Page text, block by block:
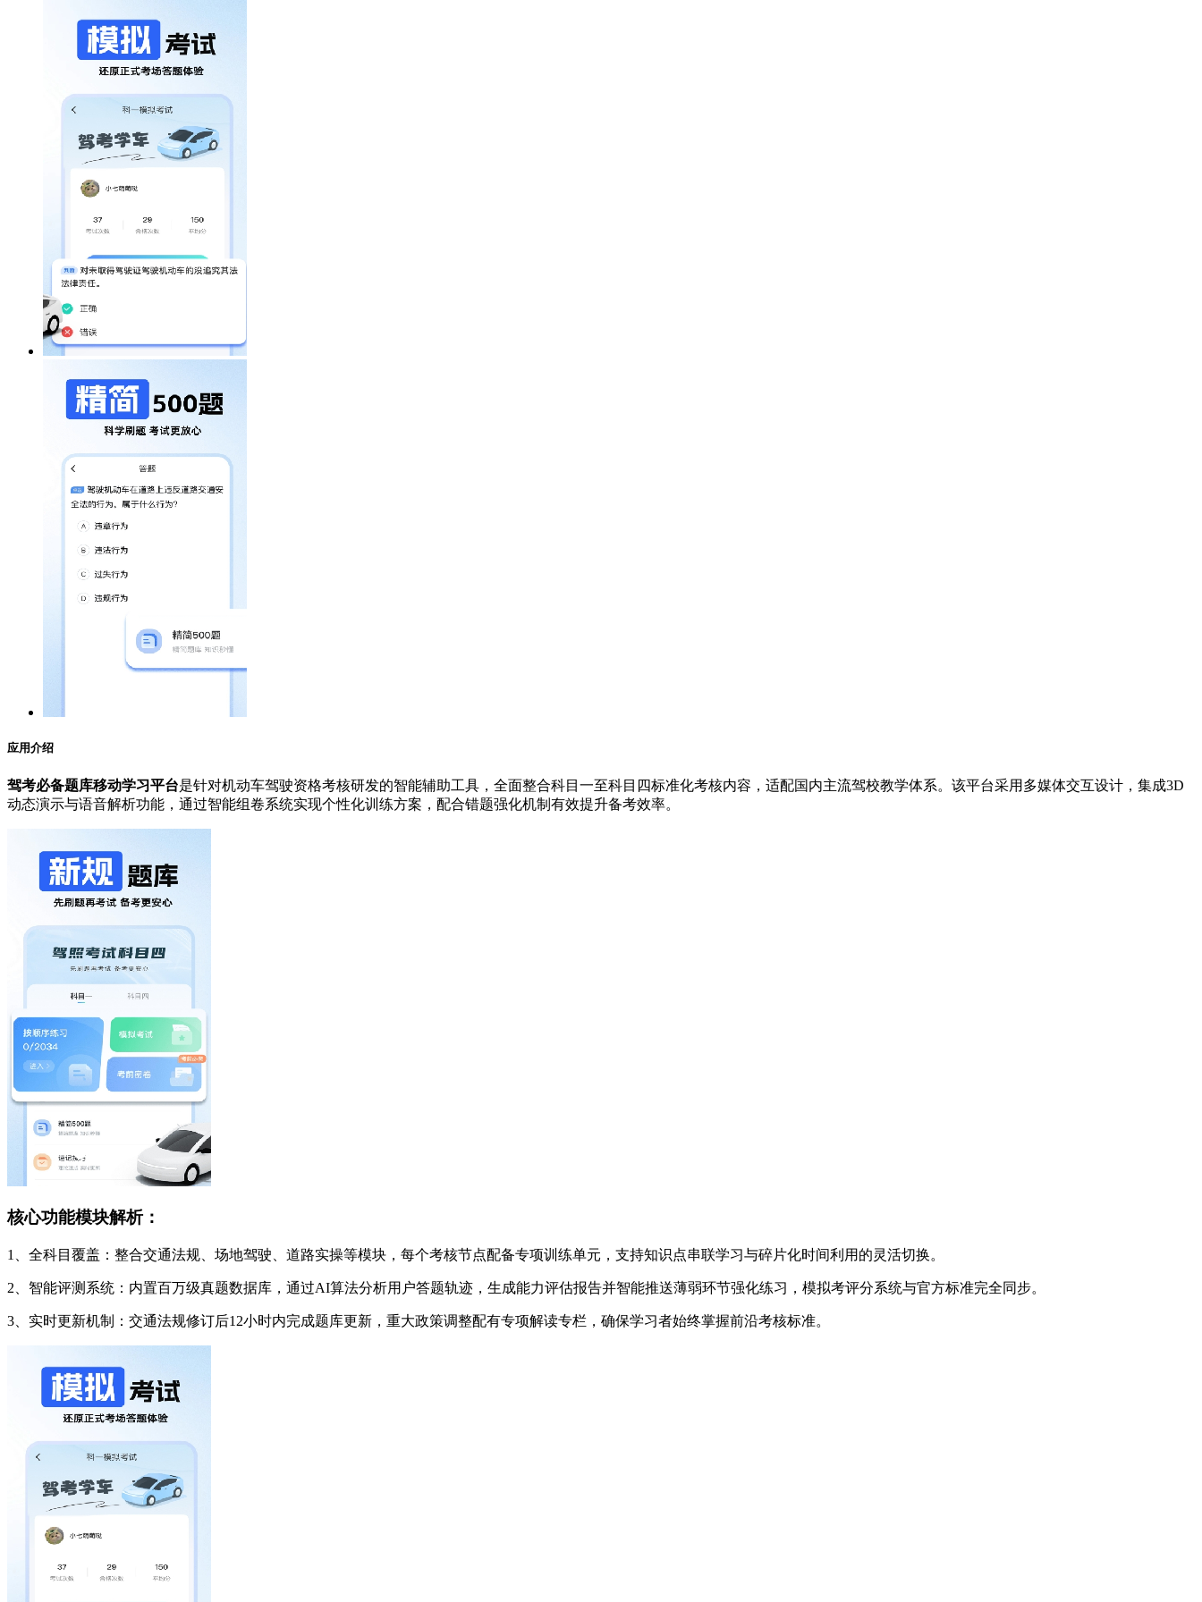
应用介绍
驾考必备题库移动学习平台是针对机动车驾驶资格考核研发的智能辅助工具，全面整合科目一至科目四标准化考核内容，适配国内主流驾校教学体系。该平台采用多媒体交互设计，集成3D
动态演示与语音解析功能，通过智能组卷系统实现个性化训练方案，配合错题强化机制有效提升备考效率。
核心功能模块解析：
1、全科目覆盖：整合交通法规、场地驾驶、道路实操等模块，每个考核节点配备专项训练单元，支持知识点串联学习与碎片化时间利用的灵活切换。
2、智能评测系统：内置百万级真题数据库，通过AI算法分析用户答题轨迹，生成能力评估报告并智能推送薄弱环节强化练习，模拟考评分系统与官方标准完全同步。
3、实时更新机制：交通法规修订后12小时内完成题库更新，重大政策调整配有专项解读专栏，确保学习者始终掌握前沿考核标准。